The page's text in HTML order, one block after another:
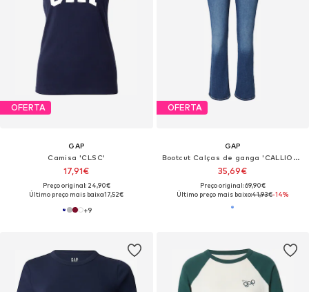
OFERTA
GAP
Camisa 'CLSC'
17,91€
Preço original: 24,90€
Último preço mais baixo:17,52€
+9
OFERTA
GAP
Bootcut Calças de ganga 'CALLIOPE'
35,69€
Preço original: 69,90€
Último preço mais baixo:41,93€-14%